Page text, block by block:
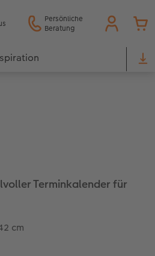
Persönliche
Beratung
Terminkalender für
cm